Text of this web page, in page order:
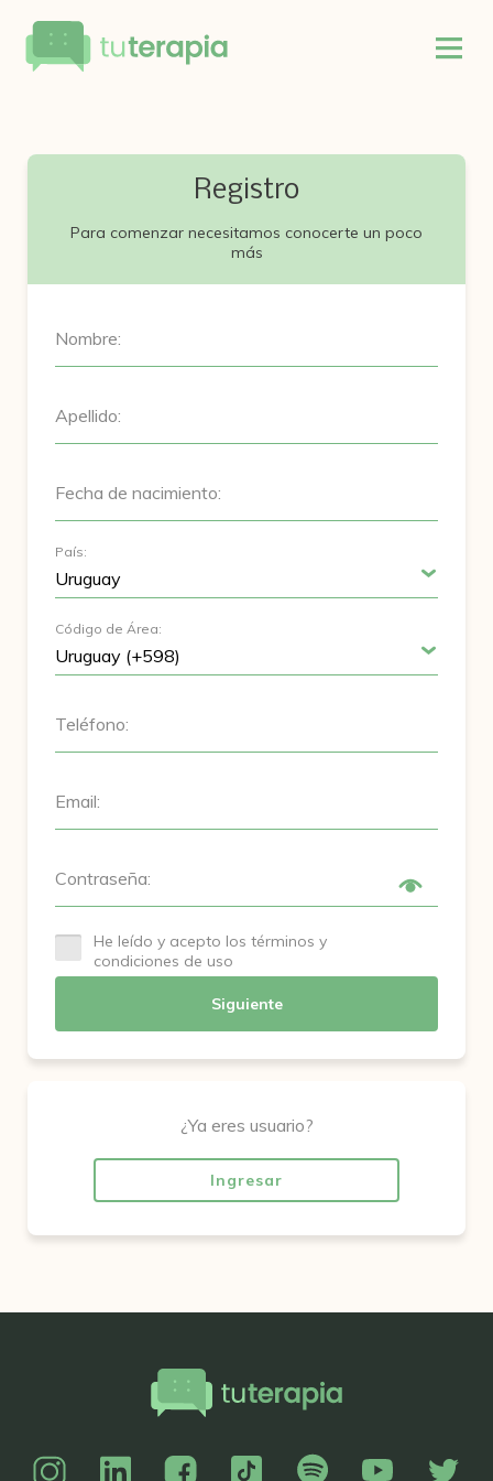
Registro
Para comenzar necesitamos conocerte un poco
más
Nombre:
Apellido:
Fecha de nacimiento:
País:
Código de Área:
Teléfono:
Email:
Contraseña:
He leído y acepto los términos y
condiciones de uso
Siguiente
¿Ya eres usuario?
Ingresar